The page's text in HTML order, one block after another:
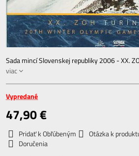
Sada mincí Slovenskej republiky 2006 - XX.
viac
Vypredané
47,90 €
Pridať k Obľúbeným Otázka k
Doručenia